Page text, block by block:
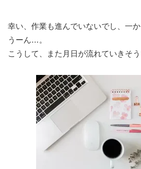
幸い、作業も進んでいないでし、一か
うーん…。
こうして、また月日が流れていきそう